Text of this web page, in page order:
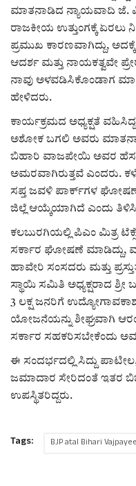
e-paper (ಇ–ಪೇಪರ್‌)
ಪುಸ್ತಕ ಪರಿಚಯ
ಅಂಕಣ
ಸಾಧಕರ ಪರಿಚಯ
ಪತ್ರಕರ್ತರ ಪರಿಚಯ
ಸಂಪಾದಕೀಯ
ಕವನ
Digital Subscription
ಮಾತನಾಡಿದ ನ್ಯಾಯವಾದಿ ಜೆ.
ರಾಜಕೀಯ ಉತ್ತುಂಗಕ್ಕೆ ಏರಲು
ಪ್ರಮುಖ ಕಾರಣವಾಗಿದ್ದು,
ಆದರ್ಶ ಮತ್ತು ನಾಯಕತ್ವವೇ
ನಾವು ಅಳವಡಿಸಿಕೊಂಡಾಗ ಮಾತ್ರ
ಹೇಳಿದರು.
ಕಾರ್ಯಕ್ರಮದ ಅಧ್ಯಕ್ಷತೆ
ಅಶೋಕ ಬಗಲಿ ಅವರು
ಬಿಹಾರಿ ವಾಜಪೇಯಿ ಅವರ
ಅಮರವಾಗಿರುತ್ತವೆ ಎಂದರು.
ಸಪ್ತ ಜವಳಿ ಪಾರ್ಕ್‌ಗಳ ಘೋಷಣೆ
ಜಿಲ್ಲೆ ಆಯ್ಕೆಯಾಗಿದೆ ಎಂದು
ಕಲಬುರಗಿಯಲ್ಲಿ ಪಿಎಂ ಮಿತ್ರ
ಸರ್ಕಾರ ಘೋಷಣೆ ಮಾಡಿದ್ದು,
ಹಾವೇರಿ ಸಂಸದರು ಮತ್ತು
ಸ್ಥಾಯಿ ಸಮಿತಿ ಅಧ್ಯಕ್ಷರಾದ
3 ಲಕ್ಷ ಜನರಿಗೆ
ಯೋಜನೆಯನ್ನು ಶೀಘ್ರವಾಗಿ
ಸರ್ಕಾರ ಸಹಕರಿಸಬೇಕೆಂದು
ಈ ಸಂದರ್ಭದಲ್ಲಿ ಸಿದ್ದು
ಜಮಾದಾರ ಸೇರಿದಂತೆ ಇತರ
ಉಪಸ್ಥಿತರಿದ್ದರು.
Tags: BJP atal Bihari Vajpayee